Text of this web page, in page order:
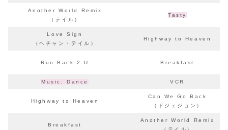
Another World Remix
（テイル）
Tasty
Love Sign
（ヘチャン・テイル）
Highway to Heaven
Run Back 2 U Breakfast
Music, Dance VCR
Highway to Heaven
Can We Go Back
（ドジェジョン）
Breakfast
Another World Remix